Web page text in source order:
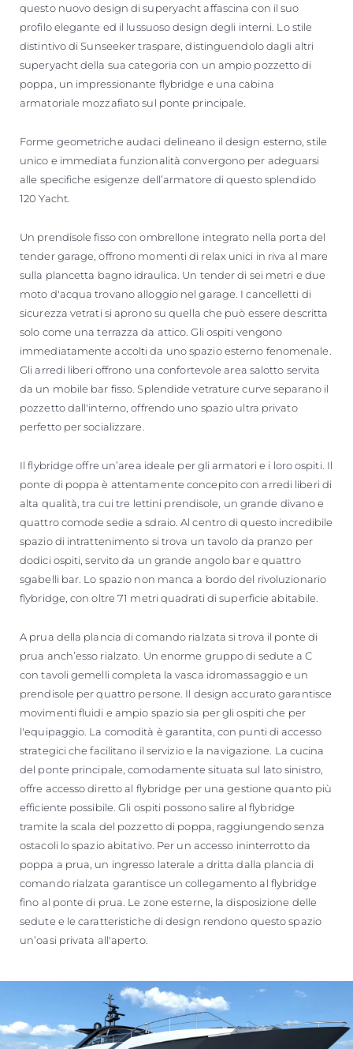
questo nuovo design di superyacht affascina con il suo
profilo elegante ed il lussuoso design degli interni. Lo stile
distintivo di Sunseeker traspare, distinguendolo dagli altri
superyacht della sua categoria con un ampio pozzetto di
poppa, un impressionante flybridge e una cabina
armatoriale mozzafiato sul ponte principale.
Forme geometriche audaci delineano il design esterno, stile
unico e immediata funzionalità convergono per adeguarsi
alle specifiche esigenze dell’armatore di questo splendido
120 Yacht.
Un prendisole fisso con ombrellone integrato nella porta del
tender garage, offrono momenti di relax unici in riva al mare
sulla plancetta bagno idraulica. Un tender di sei metri e due
moto d'acqua trovano alloggio nel garage. I cancelletti di
sicurezza vetrati si aprono su quella che può essere descritta
solo come una terrazza da attico. Gli ospiti vengono
immediatamente accolti da uno spazio esterno fenomenale.
Gli arredi liberi offrono una confortevole area salotto servita
da un mobile bar fisso. Splendide vetrature curve separano il
pozzetto dall'interno, offrendo uno spazio ultra privato
perfetto per socializzare.
Il flybridge offre un’area ideale per gli armatori e i loro ospiti. Il
ponte di poppa è attentamente concepito con arredi liberi di
alta qualità, tra cui tre lettini prendisole, un grande divano e
quattro comode sedie a sdraio. Al centro di questo incredibile
spazio di intrattenimento si trova un tavolo da pranzo per
dodici ospiti, servito da un grande angolo bar e quattro
sgabelli bar. Lo spazio non manca a bordo del rivoluzionario
flybridge, con oltre 71 metri quadrati di superficie abitabile.
A prua della plancia di comando rialzata si trova il ponte di
prua anch’esso rialzato. Un enorme gruppo di sedute a C
con tavoli gemelli completa la vasca idromassaggio e un
prendisole per quattro persone. Il design accurato garantisce
movimenti fluidi e ampio spazio sia per gli ospiti che per
l'equipaggio. La comodità è garantita, con punti di accesso
strategici che facilitano il servizio e la navigazione. La cucina
del ponte principale, comodamente situata sul lato sinistro,
offre accesso diretto al flybridge per una gestione quanto più
efficiente possibile. Gli ospiti possono salire al flybridge
tramite la scala del pozzetto di poppa, raggiungendo senza
ostacoli lo spazio abitativo. Per un accesso ininterrotto da
poppa a prua, un ingresso laterale a dritta dalla plancia di
comando rialzata garantisce un collegamento al flybridge
fino al ponte di prua. Le zone esterne, la disposizione delle
sedute e le caratteristiche di design rendono questo spazio
un’oasi privata all'aperto.